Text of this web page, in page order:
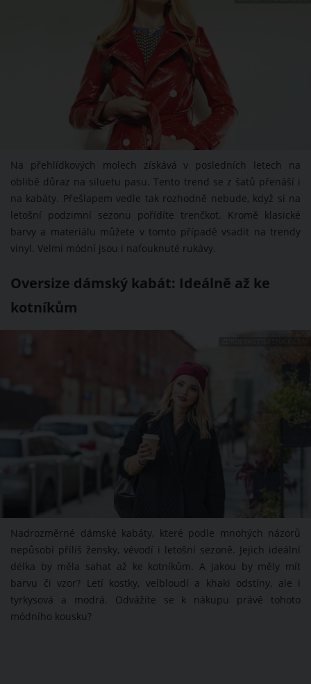
Na přehlídkových molech získává v posledních letech na
oblibě důraz na siluetu pasu. Tento trend se z šatů přenáší i
na kabáty. Přešlapem vedle tak rozhodně nebude, když si na
letošní podzimní sezonu pořídíte trenčkot. Kromě klasické
barvy a materiálu můžete v tomto případě vsadit na trendy
vinyl. Velmi módní jsou i nafouknuté rukávy.
Oversize dámský kabát: Ideálně až ke
kotníkům
Nadrozměrné dámské kabáty, které podle mnohých názorů
nepůsobí příliš žensky, vévodí i letošní sezoně. Jejich ideální
délka by měla sahat až ke kotníkům. A jakou by měly mít
barvu či vzor? Letí kostky, velbloudí a khaki odstíny, ale i
tyrkysová a modrá. Odvážíte se k nákupu právě tohoto
módního kousku?